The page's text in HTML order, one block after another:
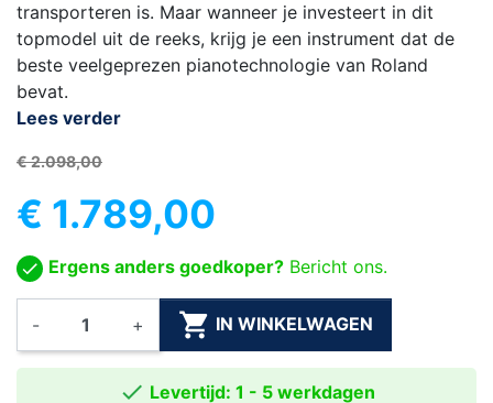
transporteren is. Maar wanneer je investeert in dit
topmodel uit de reeks, krijg je een instrument dat de
beste veelgeprezen pianotechnologie van Roland
bevat.
Lees verder
€ 2.098,00
€ 1.789,00
Ergens anders goedkoper? Bericht ons.
- +  IN WINKELWAGEN
 Levertijd: 1 - 5 werkdagen